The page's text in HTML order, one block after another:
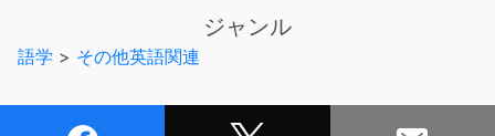
ジャンル
語学 > その他英語関連